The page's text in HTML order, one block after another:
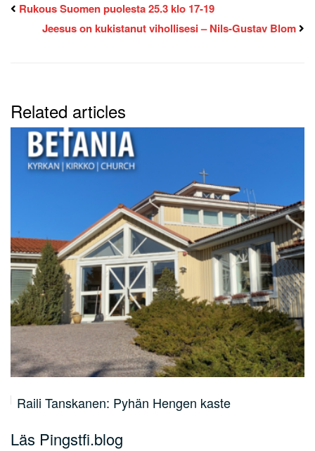
Rukous Suomen puolesta 25.3 klo 17-19
Jeesus on kukistanut vihollisesi – Nils-Gustav Blom
Related articles
Raili Tanskanen: Pyhän Hengen kaste
Läs Pingstfi.blog